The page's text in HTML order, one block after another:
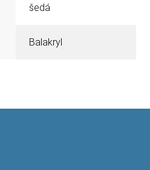
šedá
Balakryl